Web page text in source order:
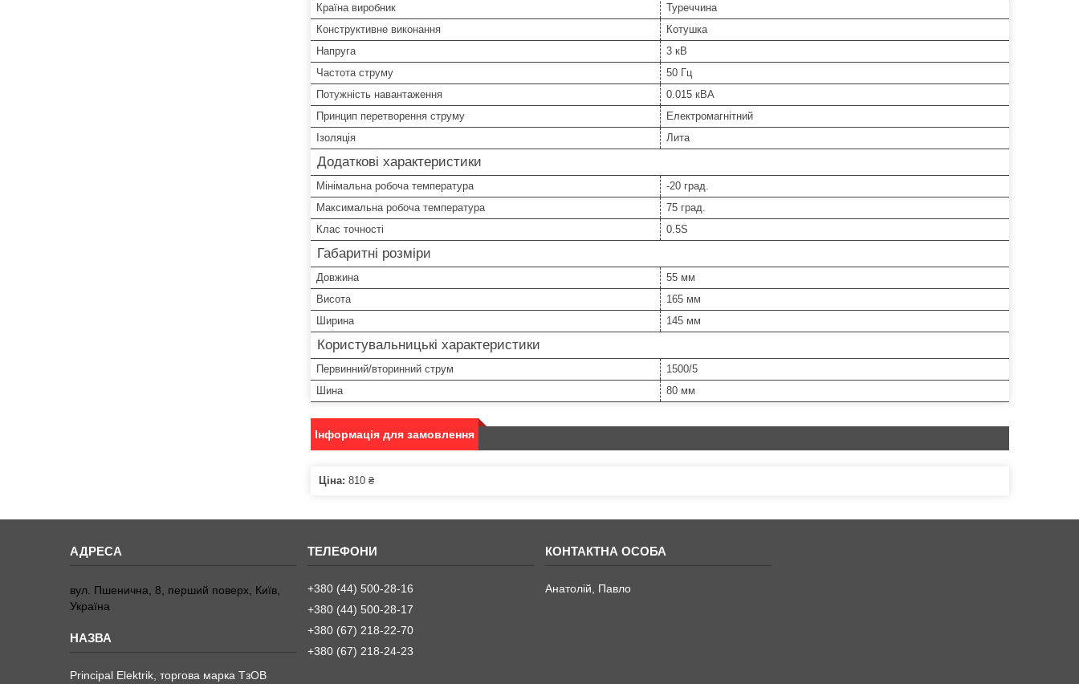
Країна виробник
Туреччина
Конструктивне виконання
Котушка
Напруга
3 кВ
Частота струму
50 Гц
Потужність навантаження
0.015 кВА
Принцип перетворення струму
Електромагнітний
Ізоляція
Лита
Додаткові характеристики
Мінімальна робоча температура
-20 град.
Максимальна робоча температура
75 град.
Клас точності
0.5S
Габаритні розміри
Довжина
55 мм
Висота
165 мм
Ширина
145 мм
Користувальницькі характеристики
Первинний/вторинний струм
1500/5
Шина
80 мм
Інформація для замовлення
Ціна: 810 ₴
вул. Пшенична, 8, перший поверх, Київ,
Україна
Principal Elektrik, торгова марка ТзОВ
+380 (44) 500-28-16
+380 (44) 500-28-17
+380 (67) 218-22-70
+380 (67) 218-24-23
Анатолій, Павло